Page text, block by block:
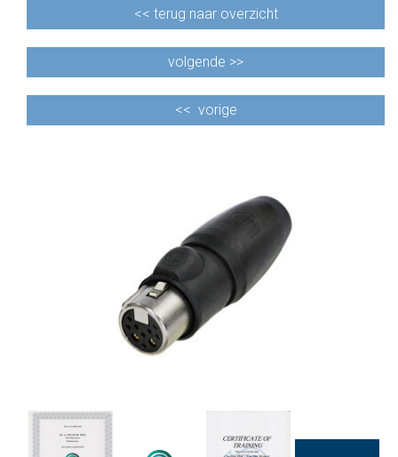
<< terug naar overzicht
volgende >>
<< vorige